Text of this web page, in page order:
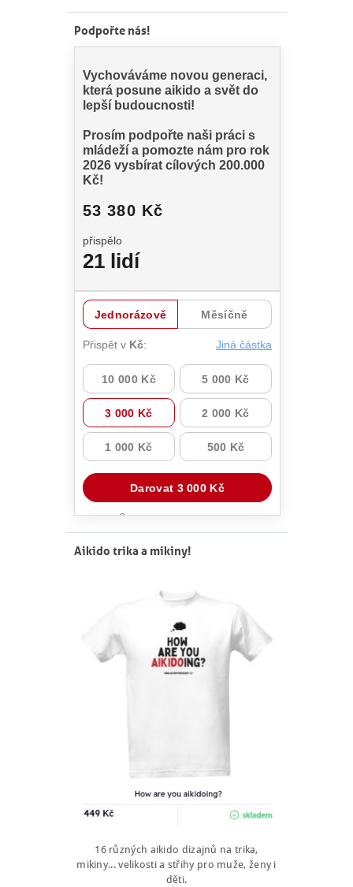
Podpořte nás!
Aikido trika a mikiny!
16 různých aikido dizajnů na trika,
mikiny... velikosti a střihy pro muže, ženy i
děti.